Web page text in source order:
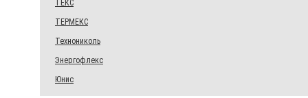
ТЕКС
ТЕРМЕКС
Технониколь
Энергофлекс
Юнис